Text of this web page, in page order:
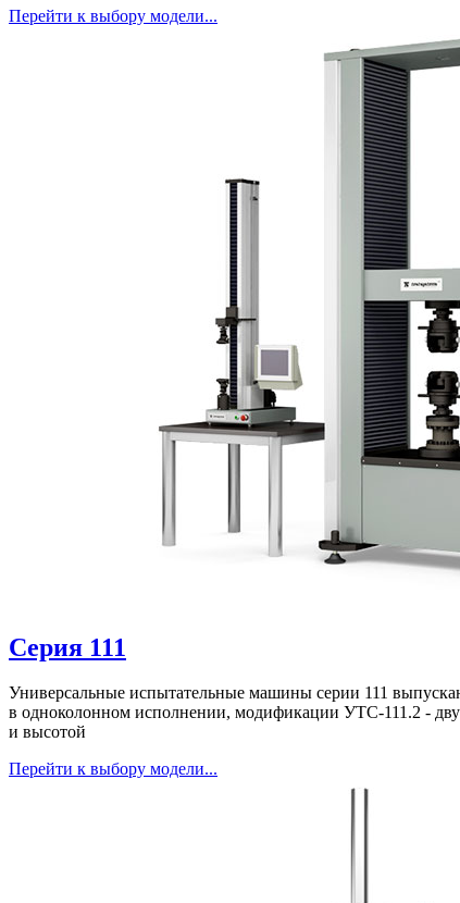
Перейти к выбору модели...
Серия 111
Универсальные испытательные машины серии 111
в одноколонном исполнении, модификации УТС-111.2 -
и высотой
Перейти к выбору модели...